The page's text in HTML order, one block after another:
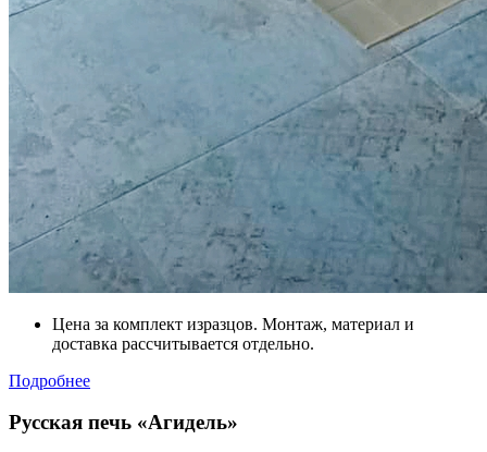
Цена за комплект изразцов. Монтаж, материал и
доставка рассчитывается отдельно.
Подробнее
Русская печь «Агидель»